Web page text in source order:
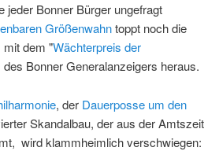
jeder Bonner Bürger ungefragt
Größenwahntoppt noch die
mit dem "Wächterpreis der
Bonner Generalanzeigers heraus.
, der Dauerposse um den
Skandalbau, der aus der Amtszeit
wird klammheimlich verschwiegen: